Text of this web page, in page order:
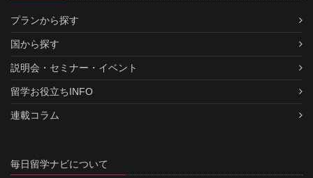
プランから探す
国から探す
説明会・セミナー・イベント
留学お役立ちINFO
連載コラム
毎日留学ナビについて